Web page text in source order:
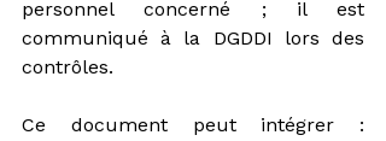
personnel concerné ; il est
communiqué à la DGDDI lors des
contrôles.
Ce document peut intégrer :